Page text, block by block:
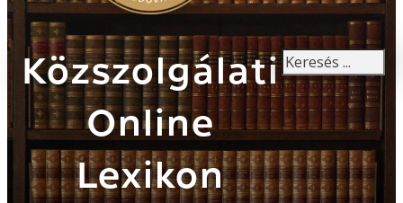
Közszolgálati
Online
Lexikon
Keresés